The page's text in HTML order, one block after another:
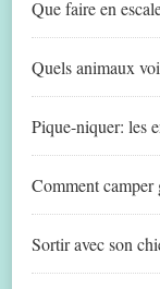
Que faire en
Quels animaux
Pique-niquer: les
Comment
Sortir avec son